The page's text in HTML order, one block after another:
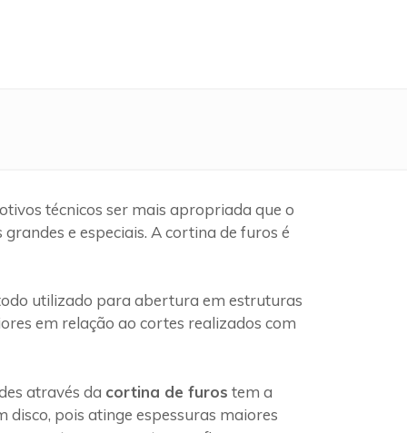
técnicos ser mais apropriada que o
e especiais. A cortina de furos é
utilizado para abertura em estruturas
em relação ao cortes realizados com
através da cortina de furos tem a
pois atinge espessuras maiores